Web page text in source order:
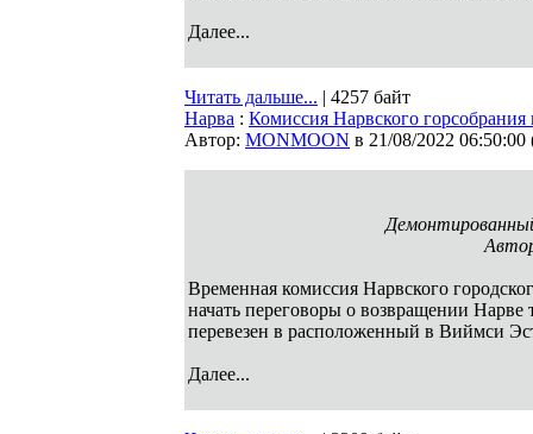
Далее...
Читать дальше... | 4257 байт
Нарва : Комиссия Нарвского горсобрания
Автор: MONMOON в 21/08/2022 06:50:00
Временная комиссия Нарвского
начать переговоры о возвращении
перевезен в расположенный в Виймси
Далее...